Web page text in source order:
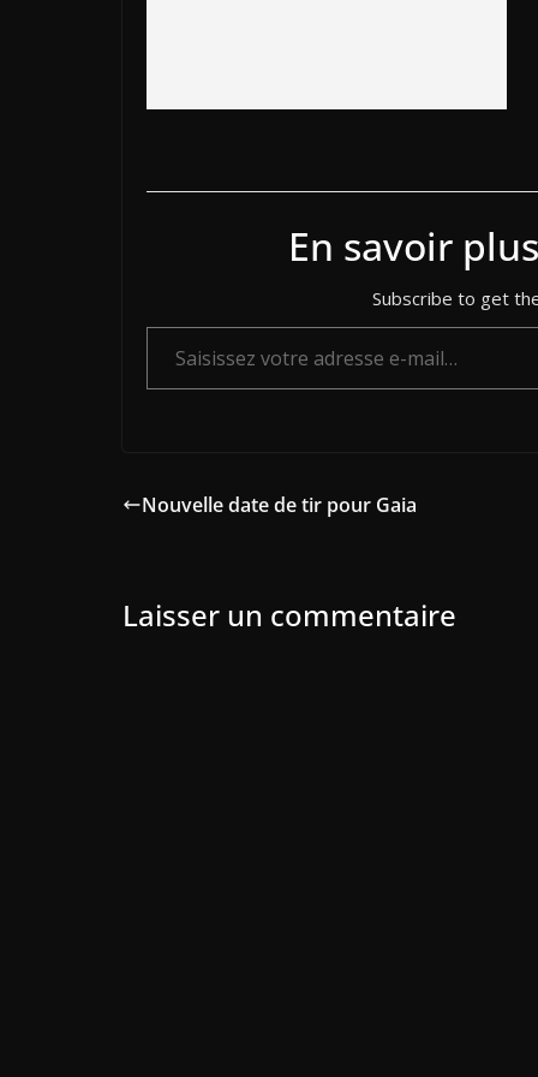
En savoir
Subscribe to get
Saisissez votre adresse e-mail…
Nouvelle date de tir pour Gaia
Laisser un commentaire